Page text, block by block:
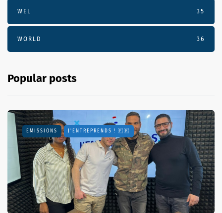
WEL 35
WORLD 36
Popular posts
EMISSIONS J'ENTREPRENDS ! 🇫🇷